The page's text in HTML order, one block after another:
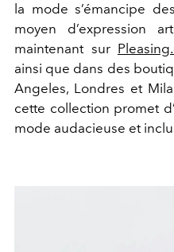
la mode s’émancipe
moyen d’expression
maintenant sur
ainsi que dans des
Angeles, Londres et
cette collection promet
mode audacieuse et